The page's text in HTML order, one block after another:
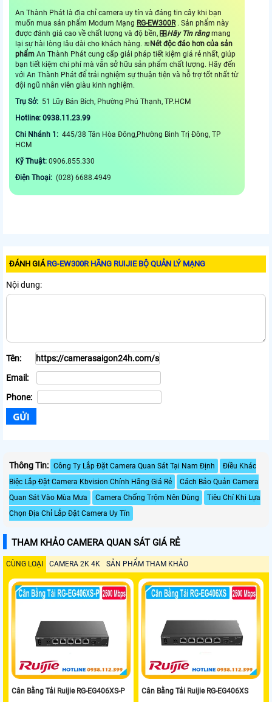
An Thành Phát là địa chỉ camera uy tín và đáng tin cây khi bạn
muốn mua sản phẩm Modum Mạng RG-EW300R . Sản phẩm này
được đánh giá cao về chất lượng và độ bền, 🎛Hãy Tin rằngmang
lại sự hài lòng lâu dài cho khách hàng. ≋ Nét độc đáo hơn của sản
phẩm An Thành Phát cung cấp giải pháp tiết kiệm giá rẻ nhất, giúp
bạn tiết kiệm chi phí mà vẫn sở hữu sản phẩm chất lượng. Hãy đến
với An Thành Phát để trải nghiệm sự thuận tiện và hỗ trợ tốt nhất từ
đội ngũ nhân viên giàu kinh nghiệm.
Trụ Sở: 51 Lũy Bán Bích, Phường Phú Thạnh, TP.HCM
Hotline: 0938.11.23.99
Chi Nhánh 1: 445/38 Tân Hòa Đông,Phường Bình Trị Đông, TP
HCM
Kỹ Thuật: 0906.855.330
Điện Thoại: (028) 6688.4949
ĐÁNH GIÁ RG-EW300R HÃNG RUIJIE BỘ QUẢN LÝ MẠNG
Nội dung:
Tên:
Email:
Phone:
Thông Tin: Công Ty Lắp Đặt Camera Quan Sát Tại Nam Định
Điều Khác
Biệc Lắp Đặt Camera Kbvision Chính Hãng Giá Rẻ
Cách Bảo Quản Camera
Quan Sát Vào Mùa Mưa
Camera Chống Trộm Nên Dùng
Tiêu Chí Khi Lựa
Chọn Địa Chỉ Lắp Đặt Camera Uy Tín
THAM KHẢO CAMERA QUAN SÁT GIÁ RẺ
CÙNG LOẠI CAMERA 2K 4K SẢN PHẨM THAM KHẢO
Cân Bằng Tải Ruijie RG-EG406XS-P Cân Bằng Tải Ruijie RG-EG406XS